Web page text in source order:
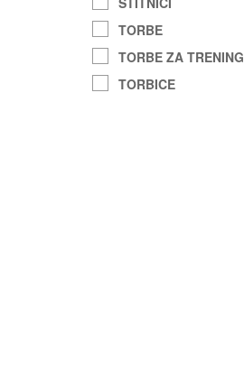
TORBE
TORBE ZA TRENING
TORBICE